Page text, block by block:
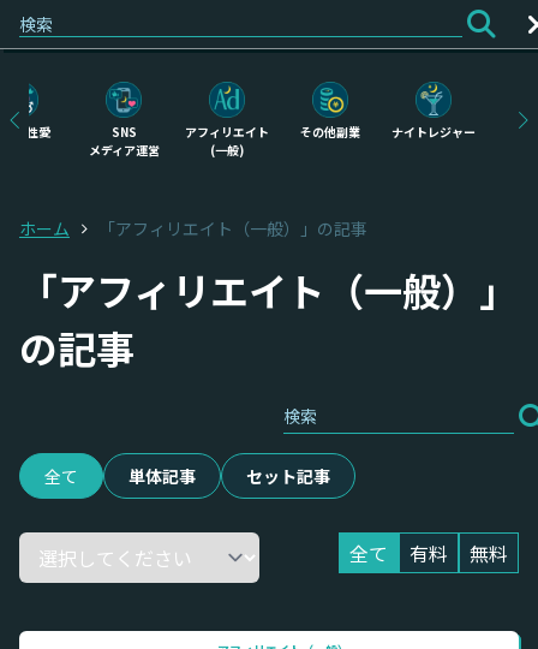
会員登録
・性愛
SNS
メディア運営
アフィリエイト
(一般)
その他副業 ナイトレジャー
ホーム 「アフィリエイト（一般）」の記事
「アフィリエイト（一般）」
の記事
全て 単体記事 セット記事
全て 有料 無料